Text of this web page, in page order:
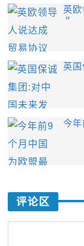
英
＂
英
今
评论区